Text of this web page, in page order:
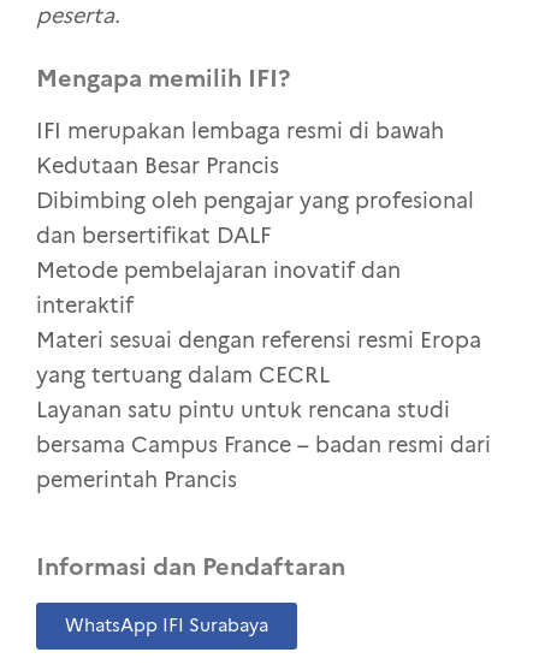
peserta.
Mengapa memilih IFI?
IFI merupakan lembaga resmi di bawah
Kedutaan Besar Prancis
Dibimbing oleh pengajar yang profesional
dan bersertifikat DALF
Metode pembelajaran inovatif dan
interaktif
Materi sesuai dengan referensi resmi Eropa
yang tertuang dalam CECRL
Layanan satu pintu untuk rencana studi
bersama Campus France – badan resmi dari
pemerintah Prancis
Informasi dan Pendaftaran
WhatsApp IFI Surabaya